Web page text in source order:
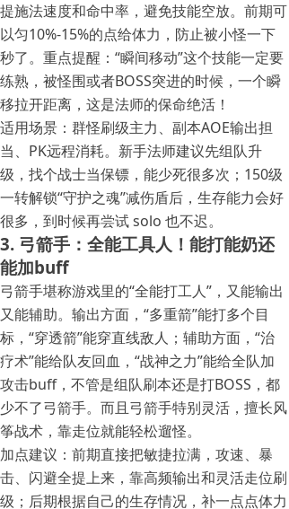
提施法速度和命中率，避免技能空放。前期可
以匀10%-15%的点给体力，防止被小怪一下
秒了。重点提醒：“瞬间移动”这个技能一定要
练熟，被怪围或者BOSS突进的时候，一个瞬
移拉开距离，这是法师的保命绝活！
适用场景：群怪刷级主力、副本AOE输出担
当、PK远程消耗。新手法师建议先组队升
级，找个战士当保镖，能少死很多次；150级
一转解锁“守护之魂”减伤盾后，生存能力会好
很多，到时候再尝试 solo 也不迟。
3. 弓箭手：全能工具人！能打能奶还
能加buff
弓箭手堪称游戏里的“全能打工人”，又能输出
又能辅助。输出方面，“多重箭”能打多个目
标，“穿透箭”能穿直线敌人；辅助方面，“治
疗术”能给队友回血，“战神之力”能给全队加
攻击buff，不管是组队刷本还是打BOSS，都
少不了弓箭手。而且弓箭手特别灵活，擅长风
筝战术，靠走位就能轻松遛怪。
加点建议：前期直接把敏捷拉满，攻速、暴
击、闪避全提上来，靠高频输出和灵活走位刷
级；后期根据自己的生存情况，补一点点体力